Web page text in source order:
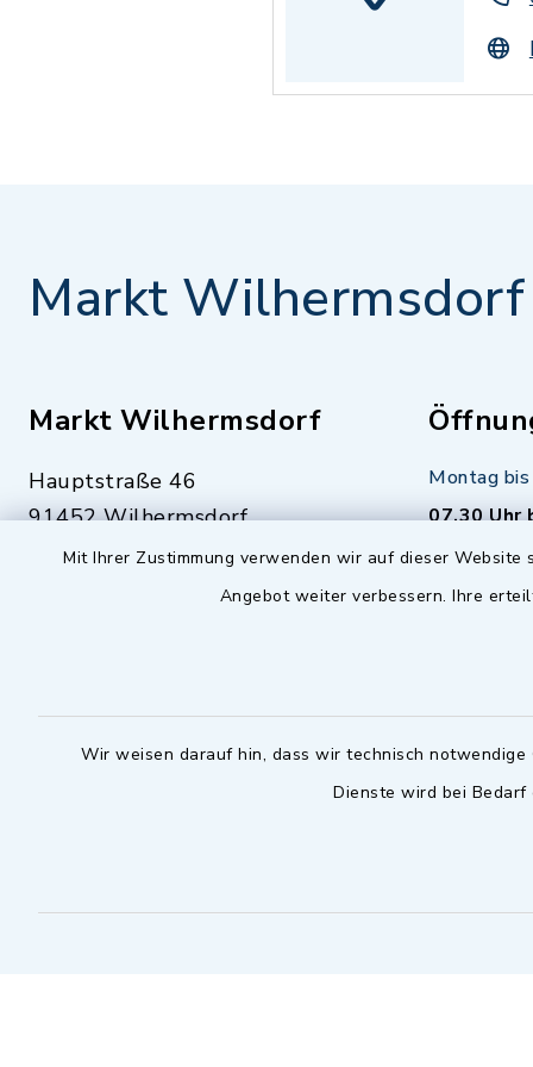
Mit Ihrer Zustimmung verwenden wir auf dieser
Angebot weiter verbessern. Ihre
Wir weisen darauf hin, dass wir technisch
Dienste wird bei
Markt Wilhermsdorf
Markt Wilhermsdorf
Hauptstraße 46
91452 Wilhermsdorf
09102 9958-0
09102 9958-111
Notfallnummer Bauhof
0151 57140232
Montag
07.30 Uhr
möglich -